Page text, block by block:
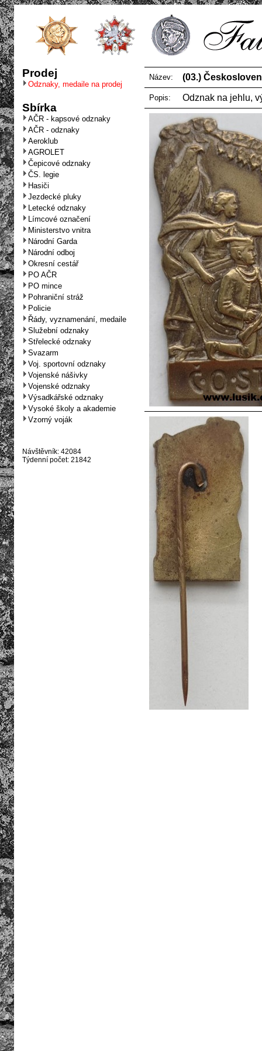
Prodej
Odznaky, medaile na prodej
Sbírka
AČR - kapsové odznaky
AČR - odznaky
Aeroklub
AGROLET
Čepicové odznaky
ČS. legie
Hasiči
Jezdecké pluky
Letecké odznaky
Límcové označení
Ministerstvo vnitra
Národní Garda
Národní odboj
Okresní cestář
PO AČR
PO mince
Pohraniční stráž
Policie
Řády, vyznamenání, medaile
Služební odznaky
Střelecké odznaky
Svazarm
Voj. sportovní odznaky
Vojenské nášivky
Vojenské odznaky
Výsadkářské odznaky
Vysoké školy a akademie
Vzorný voják
Návštěvník: 42084
Týdenní počet: 21842
Název: (03.)
Popis: Odznak na jehlu,